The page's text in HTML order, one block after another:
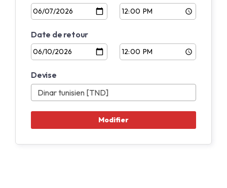
Date de retour
Devise